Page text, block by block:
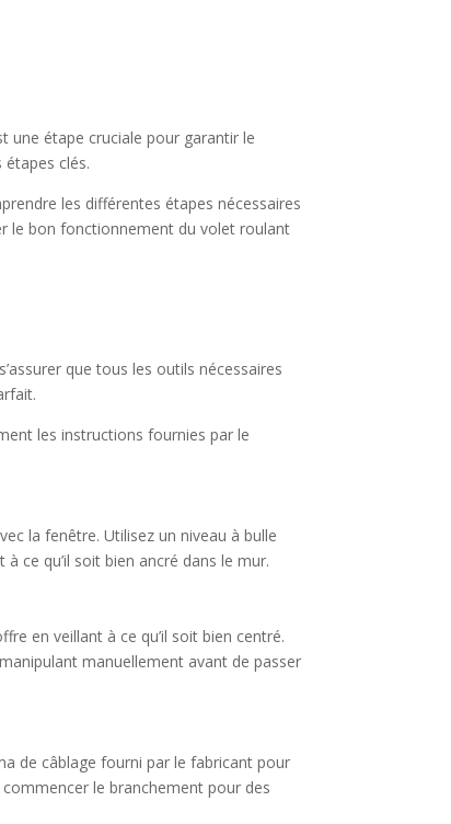
une étape cruciale pour garantir le
clés.
les différentes étapes nécessaires
le bon fonctionnement du volet roulant
que tous les outils nécessaires
les instructions fournies par le
la fenêtre. Utilisez un niveau à bulle
ce qu’il soit bien ancré dans le mur.
en veillant à ce qu’il soit bien centré.
manuellement avant de passer
de câblage fourni par le fabricant pour
le branchement pour des